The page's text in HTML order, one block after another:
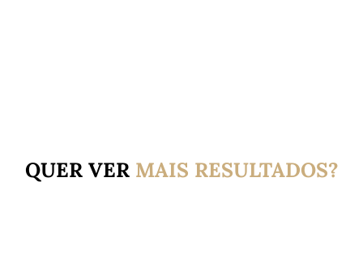
QUER VER MAIS RESULTADOS?